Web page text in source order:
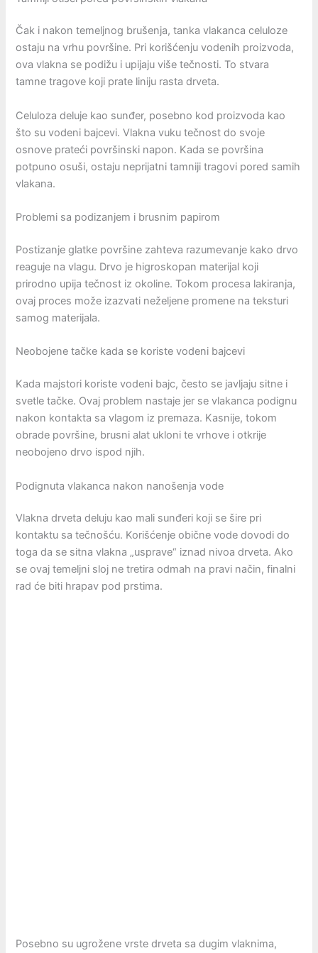
Čak i nakon temeljnog brušenja, tanka vlakanca celuloze
ostaju na vrhu površine. Pri korišćenju vodenih proizvoda,
ova vlakna se podižu i upijaju više tečnosti. To stvara
tamne tragove koji prate liniju rasta drveta.
Celuloza deluje kao sunđer, posebno kod proizvoda kao
što su vodeni bajcevi. Vlakna vuku tečnost do svoje
osnove prateći površinski napon. Kada se površina
potpuno osuši, ostaju neprijatni tamniji tragovi pored samih
vlakana.
Problemi sa podizanjem i brusnim papirom
Postizanje glatke površine zahteva razumevanje kako drvo
reaguje na vlagu. Drvo je higroskopan materijal koji
prirodno upija tečnost iz okoline. Tokom procesa lakiranja,
ovaj proces može izazvati neželjene promene na teksturi
samog materijala.
Neobojene tačke kada se koriste vodeni bajcevi
Kada majstori koriste vodeni bajc, često se javljaju sitne i
svetle tačke. Ovaj problem nastaje jer se vlakanca podignu
nakon kontakta sa vlagom iz premaza. Kasnije, tokom
obrade površine, brusni alat ukloni te vrhove i otkrije
neobojeno drvo ispod njih.
Podignuta vlakanca nakon nanošenja vode
Vlakna drveta deluju kao mali sunđeri koji se šire pri
kontaktu sa tečnošću. Korišćenje obične vode dovodi do
toga da se sitna vlakna „usprave“ iznad nivoa drveta. Ako
se ovaj temeljni sloj ne tretira odmah na pravi način, finalni
rad će biti hrapav pod prstima.
Posebno su ugrožene vrste drveta sa dugim vlaknima,